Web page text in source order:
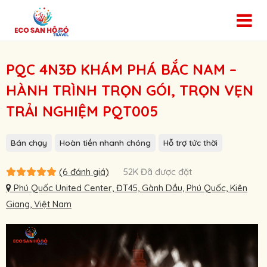
PQC 4N3Đ KHÁM PHÁ BẮC NAM –
HÀNH TRÌNH TRỌN GÓI, TRỌN VẸN
TRẢI NGHIỆM PQT005
Bán chạy Hoàn tiền nhanh chóng Hỗ trợ tức thời
(6 đánh giá)
52K Đã được đặt
Phú Quốc United Center, ĐT45, Gành Dầu, Phú Quốc, Kiên
Giang, Việt Nam